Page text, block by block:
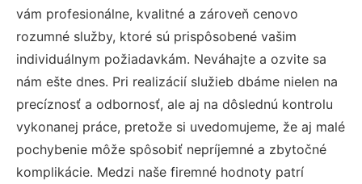
vám profesionálne, kvalitné a zároveň cenovo
rozumné služby, ktoré sú prispôsobené vašim
individuálnym požiadavkám. Neváhajte a ozvite sa
nám ešte dnes. Pri realizácií služieb dbáme nielen na
precíznosť a odbornosť, ale aj na dôslednú kontrolu
vykonanej práce, pretože si uvedomujeme, že aj malé
pochybenie môže spôsobiť nepríjemné a zbytočné
komplikácie. Medzi naše firemné hodnoty patrí